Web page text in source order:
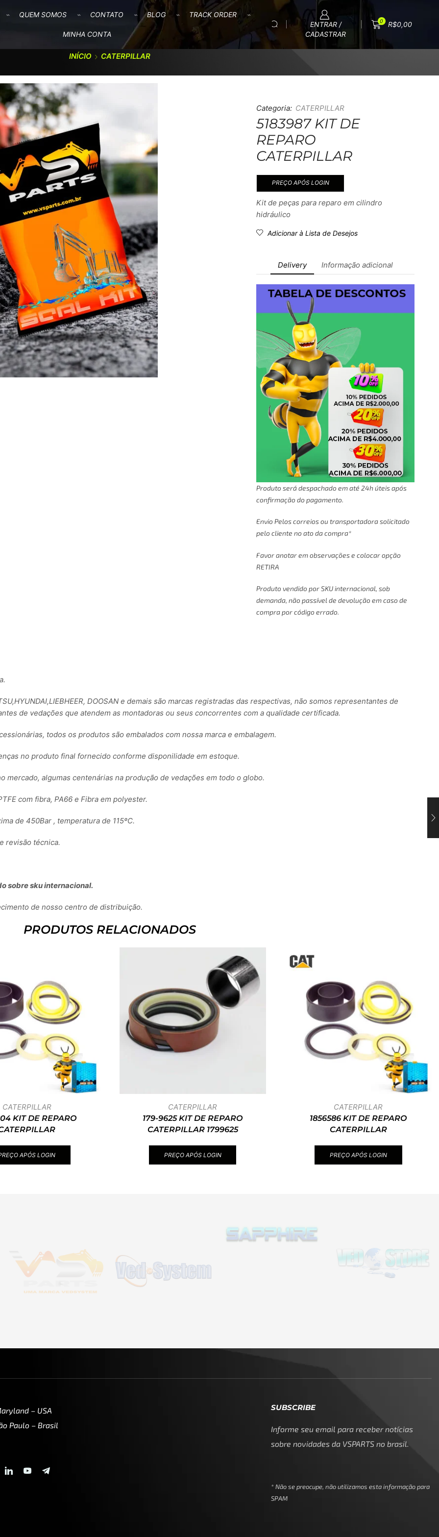
QUEM SOMOS CONTATO BLOG TRACK ORDER
MINHA CONTA
ENTRAR /
CADASTRAR
0 R$0,00
INÍCIO CATERPILLAR
Categoria: CATERPILLAR
5183987 KIT DE
REPARO
CATERPILLAR
PREÇO APÓS LOGIN
Kit de peças para reparo em cilindro
hidráulico
Adicionar à Lista de Desejos
Delivery Informação adicional
Produto será despachado em até 24h úteis após
confirmação do pagamento.
Envio Pelos correios ou transportadora solicitado
pelo cliente no ato da compra*
Favor anotar em observações e colocar opção
RETIRA
Produto vendido por SKU internacional, sob
demanda, não passível de devolução em caso de
compra por código errado.
DOOSAN e demais são marcas registradas das respectivas, não somos representantes de
de vedações que atendem as montadoras ou seus concorrentes com a qualidade certificada.
todos os produtos são embalados com nossa marca e embalagem.
no produto final fornecido conforme disponilidade em estoque.
mercado, algumas centenárias na produção de vedações em todo o globo.
com fibra, PA66 e Fibra em polyester.
de 450Bar , temperatura de 115ºC.
revisão técnica.
sobre sku internacional.
de nosso centro de distribuição.
PRODUTOS RELACIONADOS
CATERPILLAR
KIT DE REPARO
APÓS LOGIN
CATERPILLAR
179-9625 KIT DE REPARO
CATERPILLAR 1799625
PREÇO APÓS LOGIN
CATERPILLAR
1856586 KIT DE REPARO
CATERPILLAR
PREÇO APÓS LOGIN
– USA
Paulo – Brasil
SUBSCRIBE
Informe seu email para receber notícias
sobre novidades da VSPARTS no brasil.
* Não se preocupe, não utilizamos esta informação para
SPAM